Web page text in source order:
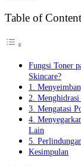
Table of
Fungsi Toner
Skincare?
1.
2.
3. Mengatasi
4.
Lain
5.
Kesimpulan